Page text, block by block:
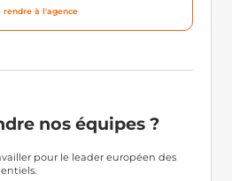
rendre à l'agence
nos équipes ?
pour le leader européen des